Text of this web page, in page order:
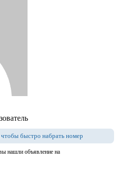
быстро набрать номер
нашли объявление на